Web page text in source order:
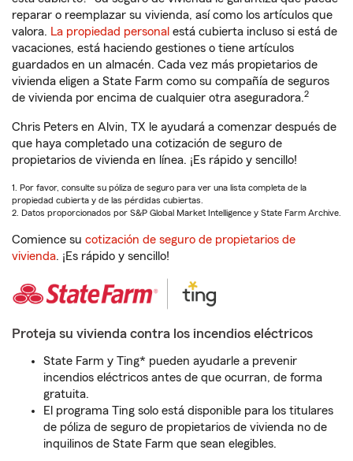
reparar o reemplazar su vivienda, así como los artículos que
valora. La propiedad personal está cubierta incluso si está de
vacaciones, está haciendo gestiones o tiene artículos
guardados en un almacén. Cada vez más propietarios de
vivienda eligen a State Farm como su compañía de seguros
de vivienda por encima de cualquier otra aseguradora.2
Chris Peters en Alvin, TX le ayudará a comenzar después de
que haya completado una cotización de seguro de
propietarios de vivienda en línea. ¡Es rápido y sencillo!
1. Por favor, consulte su póliza de seguro para ver una lista completa de la
propiedad cubierta y de las pérdidas cubiertas.
2. Datos proporcionados por S&P Global Market Intelligence y State Farm Archive.
Comience su cotización de seguro de propietarios de
vivienda. ¡Es rápido y sencillo!
Proteja su vivienda contra los incendios eléctricos
State Farm y Ting* pueden ayudarle a prevenir
incendios eléctricos antes de que ocurran, de forma
gratuita.
El programa Ting solo está disponible para los titulares
de póliza de seguro de propietarios de vivienda no de
inquilinos de State Farm que sean elegibles.